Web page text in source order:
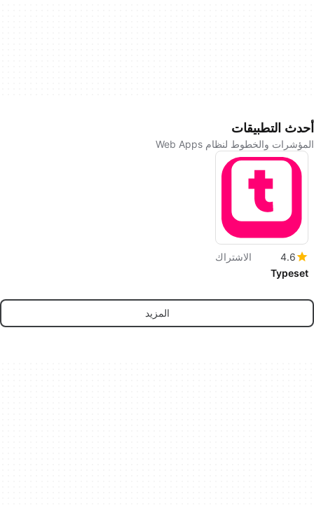
أحدث التطبيقات
المؤشرات والخطوط لنظام Web Apps
4.6
الاشتراك
Typeset
المزيد